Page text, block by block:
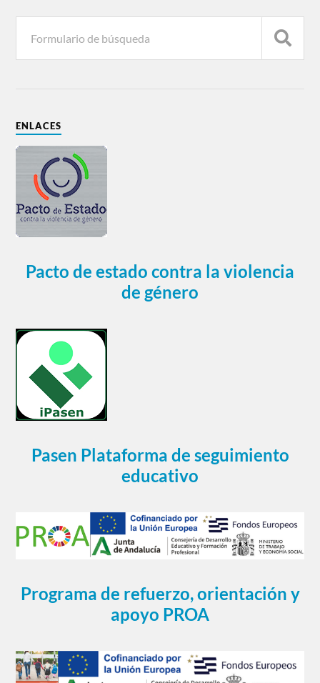
ENLACES
Pacto de estado contra la violencia
de género
Pasen Plataforma de seguimiento
educativo
Programa de refuerzo, orientación y
apoyo PROA